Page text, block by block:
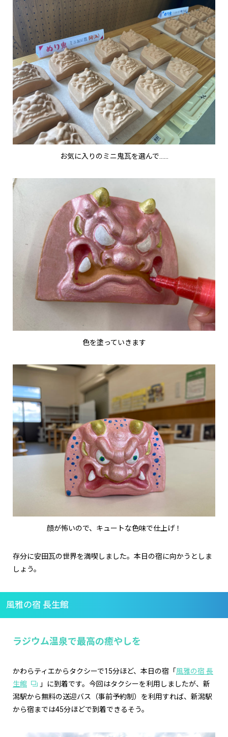
お気に入りのミニ鬼瓦を選んで……
色を塗っていきます
顔が怖いので、キュートな色味で仕上げ！
存分に安田瓦の世界を満喫しました。本日の宿に向かうとしま
しょう。
風雅の宿 長生館
ラジウム温泉で最高の癒やしを
かわらティエからタクシーで15分ほど、本日の宿「 風雅の宿 長
生館
」に到着です。今回はタクシーを利用しましたが、新
潟駅から無料の送迎バス（事前予約制）を利用すれば、新潟駅
から宿までは45分ほどで到着できるそう。